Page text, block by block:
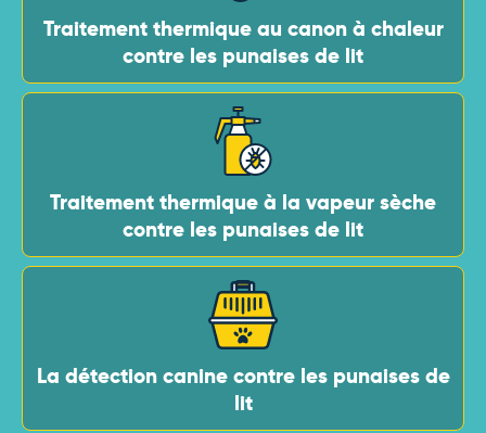
Traitement thermique au canon à chaleur
contre les punaises de lit
Traitement thermique à la vapeur sèche
contre les punaises de lit
La détection canine contre les punaises de
lit